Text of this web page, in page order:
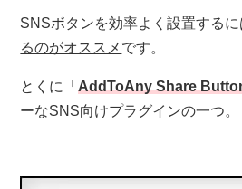
SNSボタンを効率よく設置するに
るのがオススメ です。
とくに「AddToAny Share
ーなSNS向けプラグインの一つ。